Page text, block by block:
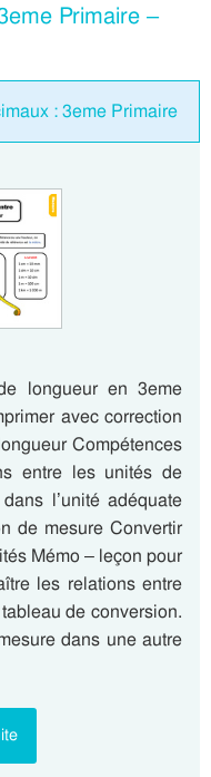
Primaire –
: 3eme Primaire
longueur en 3eme
avec correction
Compétences
entre les unités de
l’unité adéquate
de mesure Convertir
Mémo – leçon pour
les relations entre
de conversion.
dans une autre